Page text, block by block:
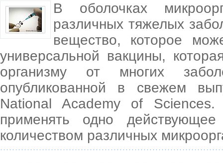
В оболочках
различных тяжелых
вещество, которое
универсальной вакцины,
организму от многих
опубликованной в свежем
National Academy of Sciences.
применять одно
количеством различных